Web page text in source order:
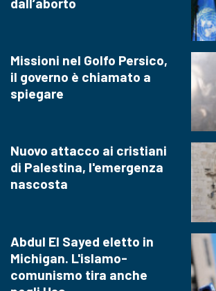
Missioni nel Golfo Persico,
il governo è chiamato a
spiegare
Nuovo attacco ai cristiani
di Palestina, l'emergenza
nascosta
Abdul El Sayed eletto in
Michigan. L'islamo-
comunismo tira anche